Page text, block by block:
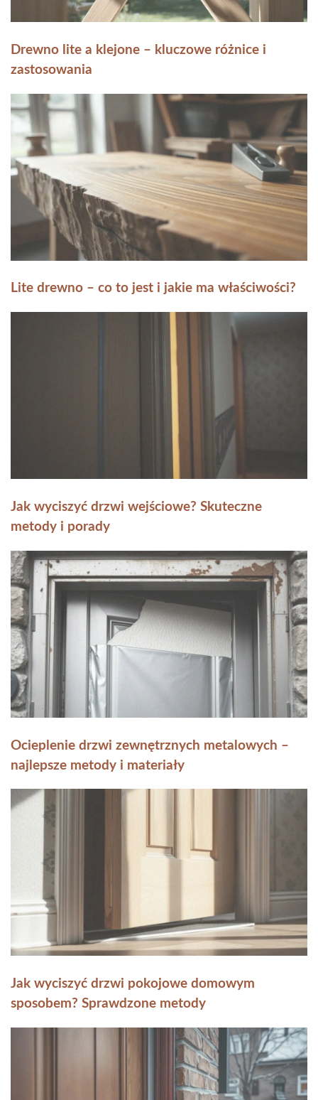
Drewno lite a klejone – kluczowe różnice i
zastosowania
Lite drewno – co to jest i jakie ma właściwości?
Jak wyciszyć drzwi wejściowe? Skuteczne
metody i porady
Ocieplenie drzwi zewnętrznych metalowych –
najlepsze metody i materiały
Jak wyciszyć drzwi pokojowe domowym
sposobem? Sprawdzone metody